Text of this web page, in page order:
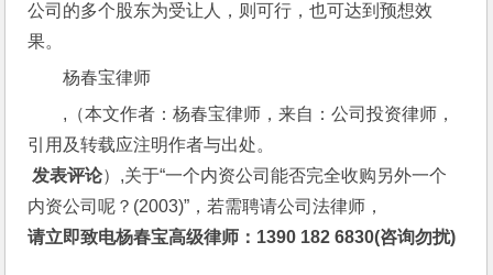
公司的多个股东为受让人，则可行，也可达到预想效
果。
杨春宝律师
,（本文作者：杨春宝律师，来自：公司投资律师，
引用及转载应注明作者与出处。
发表评论）,关于“一个内资公司能否完全收购另外一个
内资公司呢？(2003)”，若需聘请公司法律师，
请立即致电杨春宝高级律师：1390 182 6830(咨询勿扰)